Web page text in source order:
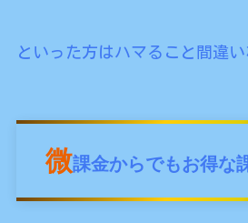
といった方はハマること間違い
微課金からでもお得な